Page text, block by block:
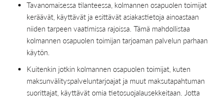
Tavanomaisessa tilanteessa, kolmannen osapuolen toimijat
keräävät, käyttävät ja esittävät asiakastietoja ainoastaan
niiden tarpeen vaatimissa rajoissa. Tämä mahdollistaa
kolmannen osapuolen toimijan tarjoaman palvelun parhaan
käytön.
Kuitenkin jotkin kolmannen osapuolen toimijat, kuten
maksunvälityspalveluntarjoajat ja muut maksutapahtuman
suorittajat, käyttävät omia tietosuojalausekkeitaan. Jotta